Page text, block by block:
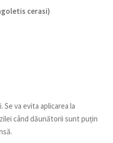
cerasi)
va evita aplicarea la
când dăunătorii sunt puțin